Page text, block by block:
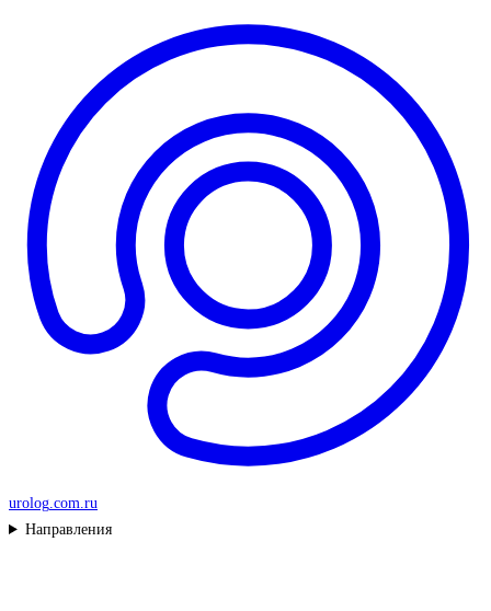
urolog.com.ru
Направления